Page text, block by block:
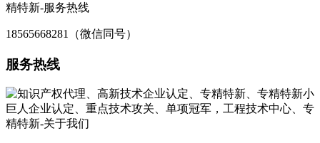
18565668281（微信同号）
服务热线